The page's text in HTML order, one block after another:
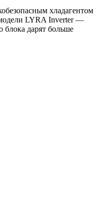
хладагентом
модели LYRA Inverter —
дарят больше